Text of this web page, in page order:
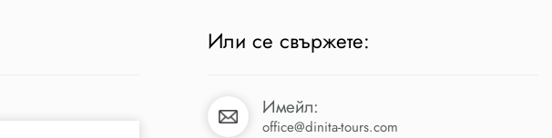
Или се свържете:
Имейл:
office@dinita-tours.com